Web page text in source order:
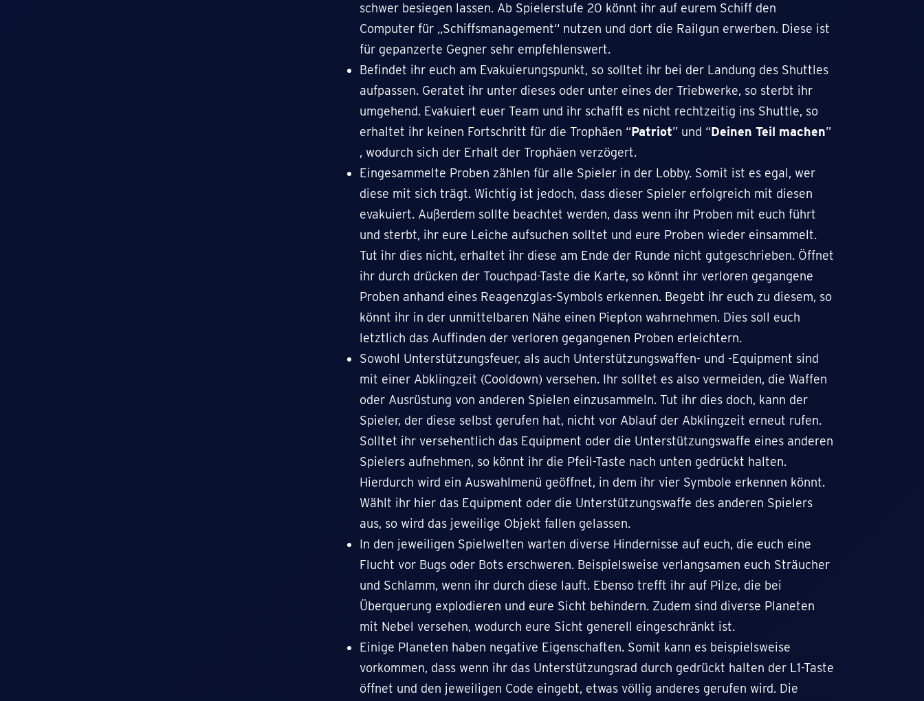
schwer besiegen lassen. Ab Spielerstufe 20 könnt ihr auf eurem Schiff den
Computer für „Schiffsmanagement“ nutzen und dort die Railgun erwerben. Diese ist
für gepanzerte Gegner sehr empfehlenswert.
Befindet ihr euch am Evakuierungspunkt, so solltet ihr bei der Landung des Shuttles
aufpassen. Geratet ihr unter dieses oder unter eines der Triebwerke, so sterbt ihr
umgehend. Evakuiert euer Team und ihr schafft es nicht rechtzeitig ins Shuttle, so
erhaltet ihr keinen Fortschritt für die Trophäen “Patriot” und “Deinen Teil machen”
, wodurch sich der Erhalt der Trophäen verzögert.
Eingesammelte Proben zählen für alle Spieler in der Lobby. Somit ist es egal, wer
diese mit sich trägt. Wichtig ist jedoch, dass dieser Spieler erfolgreich mit diesen
evakuiert. Außerdem sollte beachtet werden, dass wenn ihr Proben mit euch führt
und sterbt, ihr eure Leiche aufsuchen solltet und eure Proben wieder einsammelt.
Tut ihr dies nicht, erhaltet ihr diese am Ende der Runde nicht gutgeschrieben. Öffnet
ihr durch drücken der Touchpad-Taste die Karte, so könnt ihr verloren gegangene
Proben anhand eines Reagenzglas-Symbols erkennen. Begebt ihr euch zu diesem, so
könnt ihr in der unmittelbaren Nähe einen Piepton wahrnehmen. Dies soll euch
letztlich das Auffinden der verloren gegangenen Proben erleichtern.
Sowohl Unterstützungsfeuer, als auch Unterstützungswaffen- und -Equipment sind
mit einer Abklingzeit (Cooldown) versehen. Ihr solltet es also vermeiden, die Waffen
oder Ausrüstung von anderen Spielen einzusammeln. Tut ihr dies doch, kann der
Spieler, der diese selbst gerufen hat, nicht vor Ablauf der Abklingzeit erneut rufen.
Solltet ihr versehentlich das Equipment oder die Unterstützungswaffe eines anderen
Spielers aufnehmen, so könnt ihr die Pfeil-Taste nach unten gedrückt halten.
Hierdurch wird ein Auswahlmenü geöffnet, in dem ihr vier Symbole erkennen könnt.
Wählt ihr hier das Equipment oder die Unterstützungswaffe des anderen Spielers
aus, so wird das jeweilige Objekt fallen gelassen.
In den jeweiligen Spielwelten warten diverse Hindernisse auf euch, die euch eine
Flucht vor Bugs oder Bots erschweren. Beispielsweise verlangsamen euch Sträucher
und Schlamm, wenn ihr durch diese lauft. Ebenso trefft ihr auf Pilze, die bei
Überquerung explodieren und eure Sicht behindern. Zudem sind diverse Planeten
mit Nebel versehen, wodurch eure Sicht generell eingeschränkt ist.
Einige Planeten haben negative Eigenschaften. Somit kann es beispielsweise
vorkommen, dass wenn ihr das Unterstützungsrad durch gedrückt halten der L1-Taste
öffnet und den jeweiligen Code eingebt, etwas völlig anderes gerufen wird. Die